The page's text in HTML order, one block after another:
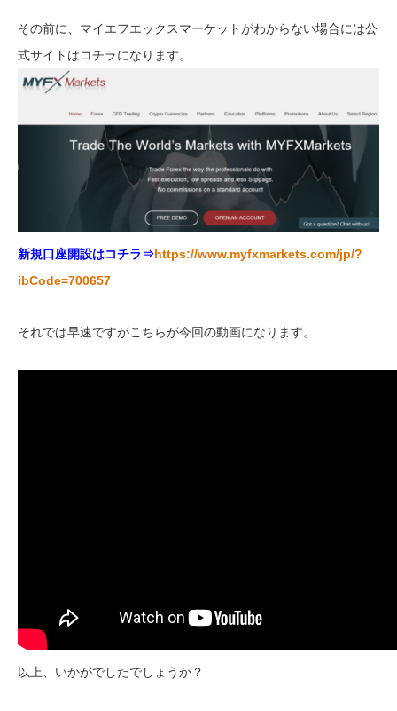
その前に、マイエフエックスマーケットがわからない場合には公
式サイトはコチラになります。
新規口座開設はコチラ⇒https://www.myfxmarkets.com/jp/?
ibCode=700657
それでは早速ですがこちらが今回の動画になります。
以上、いかがでしたでしょうか？